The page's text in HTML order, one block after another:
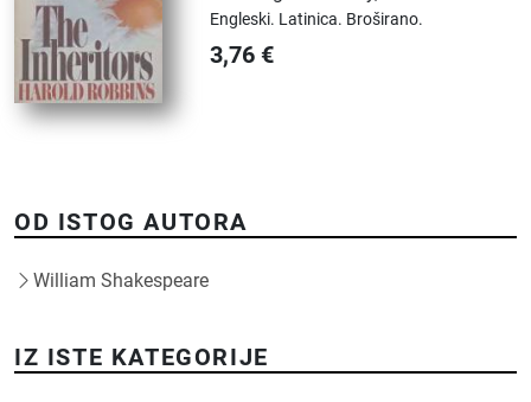
Engleski. Latinica. Broširano.
3,76 €
OD ISTOG AUTORA
William Shakespeare
IZ ISTE KATEGORIJE